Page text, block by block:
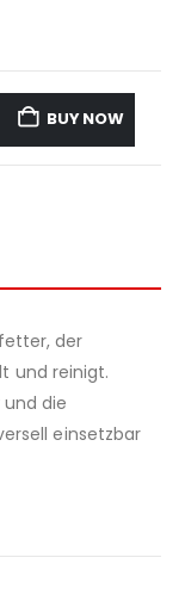
BUY NOW
der
und reinigt.
die
einsetzbar